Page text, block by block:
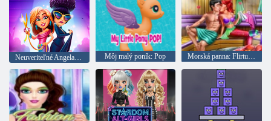
Môj malý poník: Pop Morská panna: Flirtujte v saune